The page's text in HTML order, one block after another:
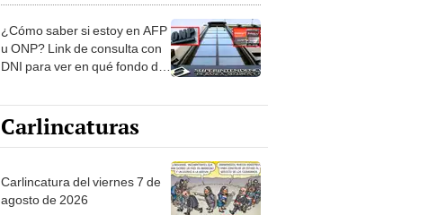
¿Cómo saber si estoy en AFP
u ONP? Link de consulta con
DNI para ver en qué fondo de
pensiones estás
Carlincaturas
agosto de 2026